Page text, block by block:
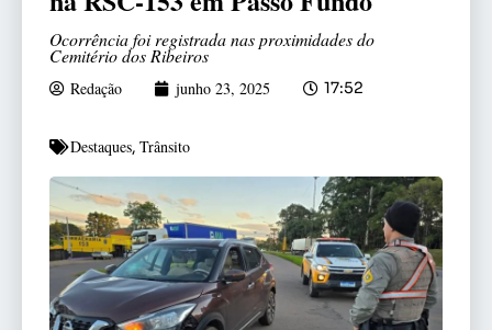
Ocorrência foi registrada nas proximidades do
Cemitério dos Ribeiros
Redação junho 23, 2025 17:52
Destaques, Trânsito